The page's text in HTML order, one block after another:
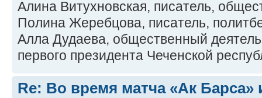
Алина Витухновская, писатель,
Полина Жеребцова, писатель,
Алла Дудаева, общественный
первого президента Чеченской
Re: Во время матча «Ак Барса»